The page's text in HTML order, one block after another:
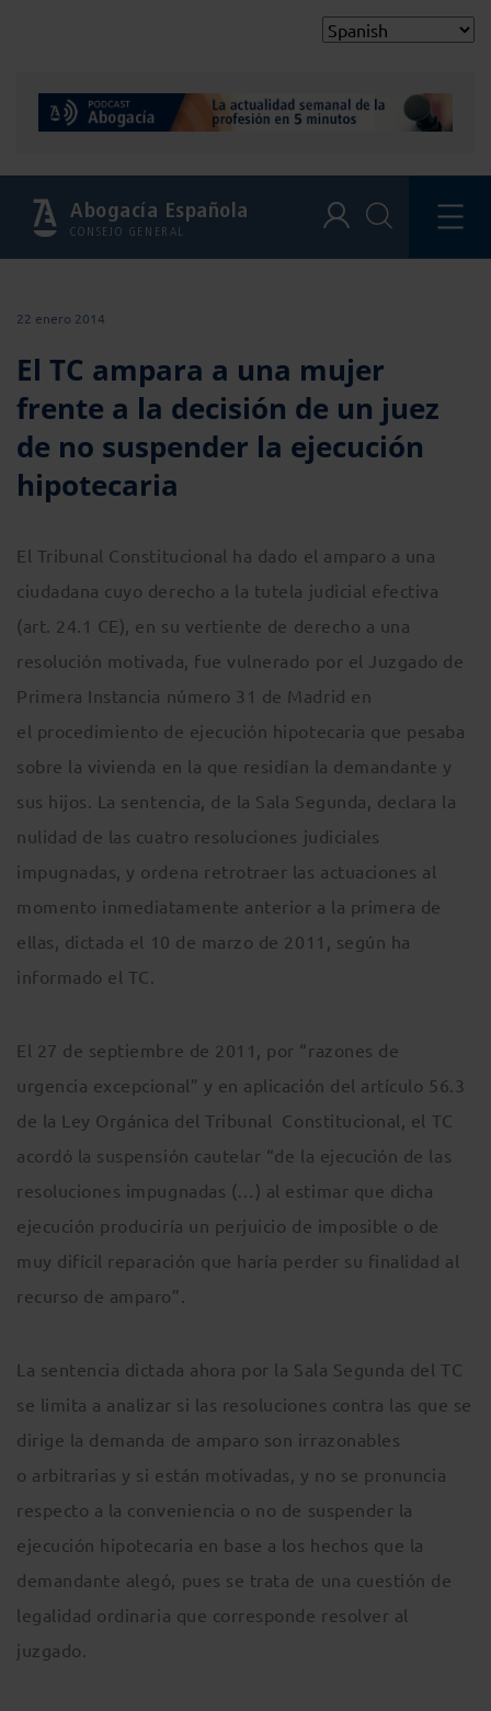
Abogacía Española
CONSEJO GENERAL
22 enero 2014
El TC ampara a una mujer
frente a la decisión de un juez
de no suspender la ejecución
hipotecaria
El Tribunal Constitucional ha dado el amparo a una
ciudadana cuyo derecho a la tutela judicial efectiva
(art. 24.1 CE), en su vertiente de derecho a una
resolución motivada, fue vulnerado por el Juzgado de
Primera Instancia número 31 de Madrid en
el procedimiento de ejecución hipotecaria que pesaba
sobre la vivienda en la que residían la demandante y
sus hijos. La sentencia, de la Sala Segunda, declara la
nulidad de las cuatro resoluciones judiciales
impugnadas, y ordena retrotraer las actuaciones al
momento inmediatamente anterior a la primera de
ellas, dictada el 10 de marzo de 2011, según ha
informado el TC.
El 27 de septiembre de 2011, por “razones de
urgencia excepcional” y en aplicación del artículo 56.3
de la Ley Orgánica del Tribunal Constitucional, el TC
acordó la suspensión cautelar “de la ejecución de las
resoluciones impugnadas (…) al estimar que dicha
ejecución produciría un perjuicio de imposible o de
muy difícil reparación que haría perder su finalidad al
recurso de amparo”.
La sentencia dictada ahora por la Sala Segunda del TC
se limita a analizar si las resoluciones contra las que se
dirige la demanda de amparo son irrazonables
o arbitrarias y si están motivadas, y no se pronuncia
respecto a la conveniencia o no de suspender la
ejecución hipotecaria en base a los hechos que la
demandante alegó, pues se trata de una cuestión de
legalidad ordinaria que corresponde resolver al
juzgado.